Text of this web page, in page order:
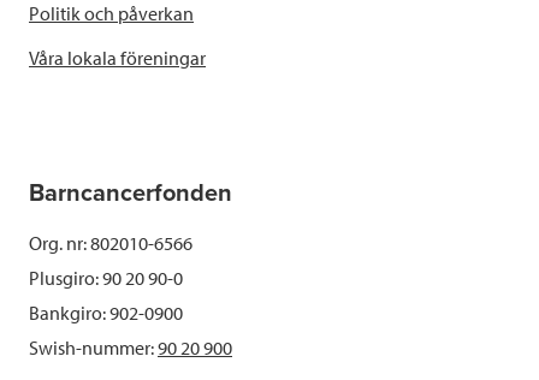
Politik och påverkan
Våra lokala föreningar
Barncancerfonden
Org. nr: 802010-6566
Plusgiro: 90 20 90-0
Bankgiro: 902-0900
Swish-nummer:90 20 900